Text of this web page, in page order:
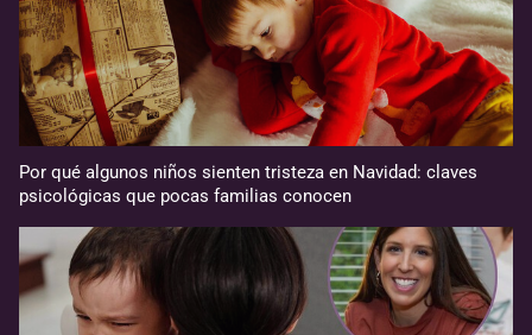
Por qué algunos niños sienten tristeza en Navidad: claves
psicológicas que pocas familias conocen